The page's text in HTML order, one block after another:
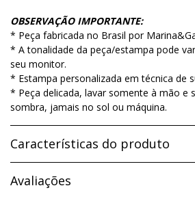
OBSERVAÇÃO IMPORTANTE:
* Peça fabricada no Brasil por
* A tonalidade da peça/estampa pode
seu monitor.
* Estampa personalizada em técnica de
* Peça delicada, lavar somente à mão e
sombra, jamais no sol ou máquina.
Características do produto
Avaliações